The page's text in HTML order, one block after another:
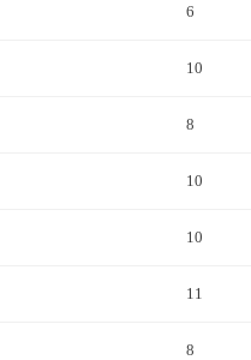
6
10
8
10
10
11
8